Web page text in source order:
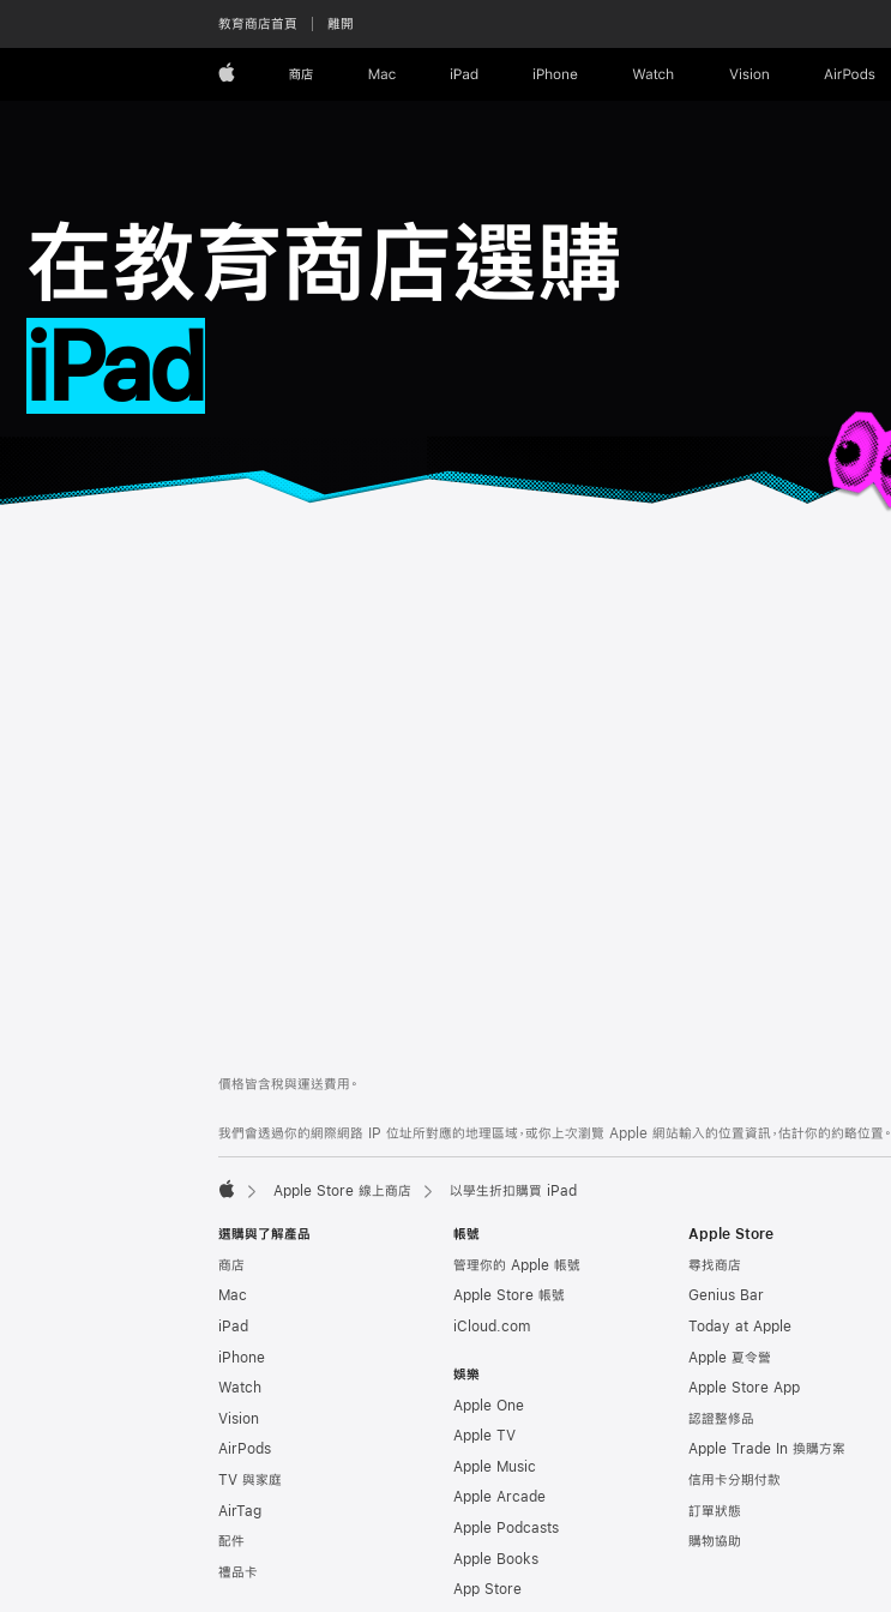
教育商店首頁 離開
Apple商店 Mac iPad iPhone Watch Vision AirPods
在教育商店選購
iPad
腳
腳
價格皆含稅與運送費用。
我們會透過你的網際網路 IP 位址所對應的地理區域，或你上次瀏覽 Apple 網站輸入的位置資訊，估計你的約略位置。
Apple Store 線上商店 以學生折扣購買 iPad
選購與了解產品
商店
Mac
iPad
iPhone
Watch
Vision
AirPods
TV 與家庭
AirTag
配件
禮品卡
帳號
管理你的 Apple 帳號
Apple Store 帳號
iCloud.com
娛樂
Apple One
Apple TV
Apple Music
Apple Arcade
Apple Podcasts
Apple Books
App Store
Apple Store
尋找商店
Genius Bar
Today at Apple
Apple 夏令營
Apple Store App
認證整修品
Apple Trade In 換購方案
信用卡分期付款
訂單狀態
購物協助